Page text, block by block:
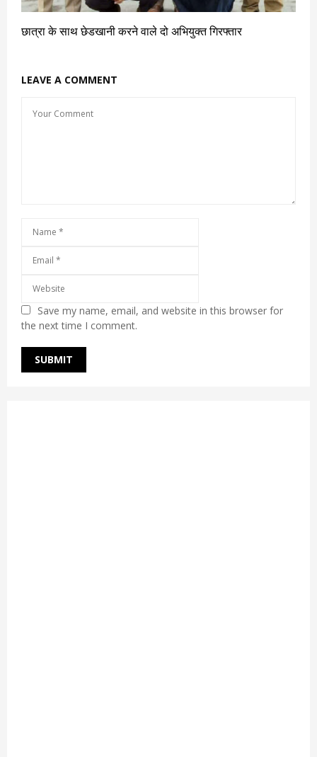
छात्रा के साथ छेडखानी करने वाले दो अभियुक्त गिरफ्तार
LEAVE A COMMENT
Save my name, email, and website in this browser for
the next time I comment.